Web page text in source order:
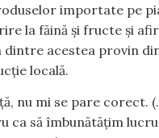
importate pe
la făină și fructe și
acestea provin
locală.
nu mi se pare corect.
ca să îmbunătățim